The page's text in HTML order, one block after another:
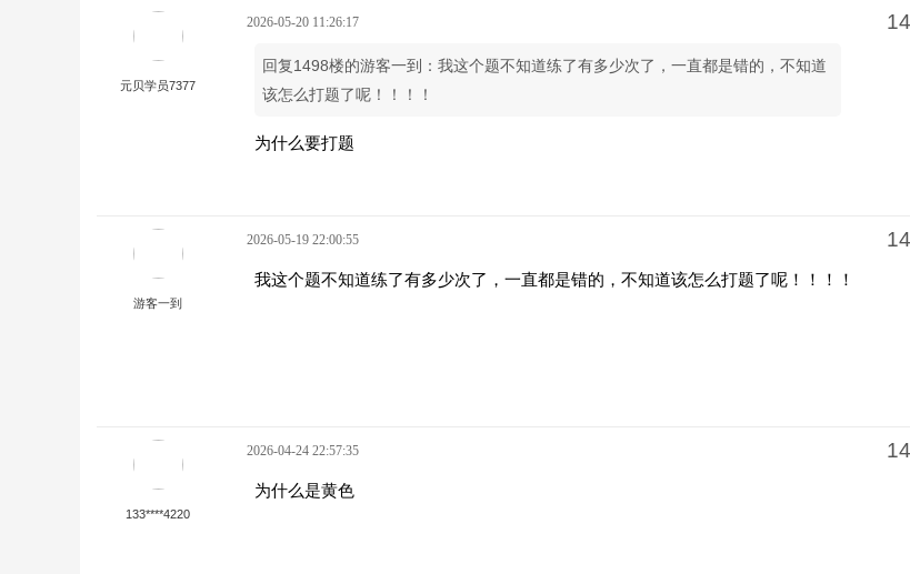
元贝学员7377
2026-05-20 11:26:17
回复1498楼的游客一到：我这个题不知道练了有多少次了，一直都是错的，不知道
该怎么打题了呢！！！！
为什么要打题
游客一到
2026-05-19 22:00:55
我这个题不知道练了有多少次了，一直都是错的，不知道该怎么打题了呢！！！！
133****4220
2026-04-24 22:57:35
为什么是黄色